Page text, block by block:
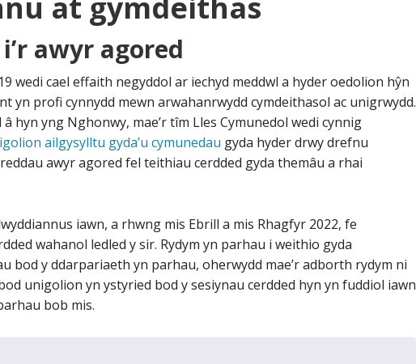
awyr agored
wedi cael effaith negyddol ar iechyd meddwl a hyder oedolion hŷn
yn profi cynnydd mewn arwahanrwydd cymdeithasol ac unigrwydd.
â hyn yng Nghonwy, mae’r tîm Lles Cymunedol wedi cynnig
ailgysylltu gyda’u cymunedau gyda hyder drwy drefnu
awyr agored fel teithiau cerdded gyda themâu a rhai
iawn, a rhwng mis Ebrill a mis Rhagfyr 2022, fe
wahanol ledled y sir. Rydym yn parhau i weithio gyda
bod y ddarpariaeth yn parhau, oherwydd mae’r adborth rydym ni
unigolion yn ystyried bod y sesiynau cerdded hyn yn fuddiol iawn
bob mis.